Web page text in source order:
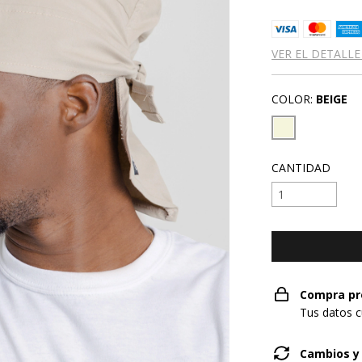
VER EL
COLOR: BEIGE
CANTIDAD
Compra
Tus datos
Cambios